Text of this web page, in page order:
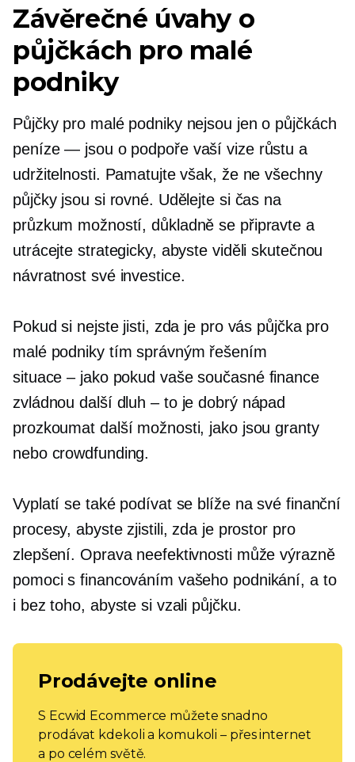
Závěrečné úvahy o
půjčkách pro malé
podniky
Půjčky pro malé podniky nejsou jen o půjčkách
peníze — jsou o podpoře vaší vize růstu a
udržitelnosti. Pamatujte však, že ne všechny
půjčky jsou si rovné. Udělejte si čas na
průzkum možností, důkladně se připravte a
utrácejte strategicky, abyste viděli skutečnou
návratnost své investice.
Pokud si nejste jisti, zda je pro vás půjčka pro
malé podniky tím správným řešením
situace – jakopokud vaše současné finance
zvládnou další dluh – to je dobrý nápad
prozkoumat další možnosti, jako jsou granty
nebo crowdfunding.
Vyplatí se také podívat se blíže na své finanční
procesy, abyste zjistili, zda je prostor pro
zlepšení. Oprava neefektivnosti může výrazně
pomoci s financováním vašeho podnikání, a to
i bez toho, abyste si vzali půjčku.
Prodávejte online
S Ecwid Ecommerce můžete snadno
prodávat kdekoli a komukoli – přes internet
a po celém světě.